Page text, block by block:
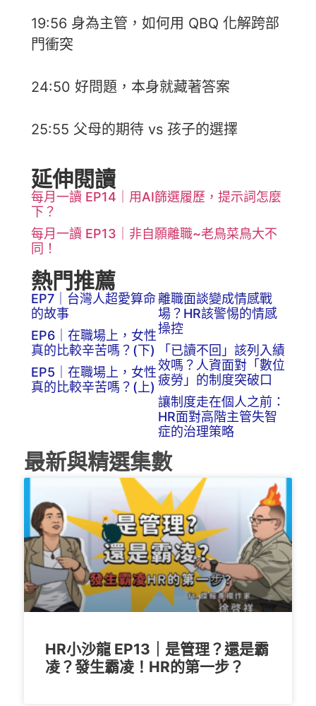
19:56 身為主管，如何用 QBQ 化解跨部
門衝突
24:50 好問題，本身就藏著答案
25:55 父母的期待 vs 孩子的選擇
延伸閱讀
每月一讀 EP14｜用AI篩選履歷，提示詞怎麼
下？
每月一讀 EP13｜非自願離職~老鳥菜鳥大不
同！
熱門推薦
EP7｜台灣人超愛算命
的故事
EP6｜在職場上，女性
真的比較辛苦嗎？(下)
EP5｜在職場上，女性
真的比較辛苦嗎？(上)
離職面談變成情感戰
場？HR該警惕的情感
操控
「已讀不回」該列入績
效嗎？人資面對「數位
疲勞」的制度突破口
讓制度走在個人之前：
HR面對高階主管失智
症的治理策略
最新與精選集數
HR小沙龍 EP13｜是管理？還是霸
凌？發生霸凌！HR的第一步？